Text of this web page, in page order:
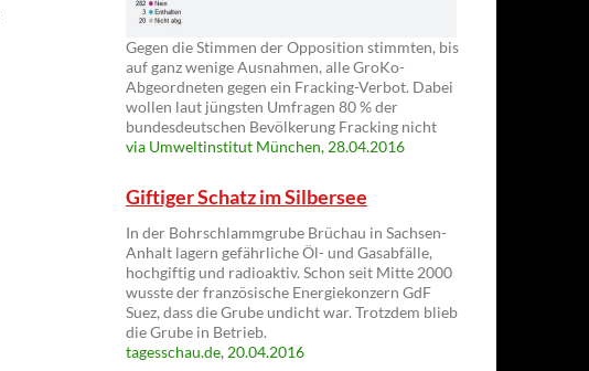
Gegen die Stimmen der Opposition stimmten, bis
auf ganz wenige Ausnahmen, alle GroKo-
Abgeordneten gegen ein Fracking-Verbot. Dabei
wollen laut jüngsten Umfragen 80 % der
bundesdeutschen Bevölkerung Fracking nicht
via Umweltinstitut München, 28.04.2016
Giftiger Schatz im Silbersee
In der Bohrschlammgrube Brüchau in Sachsen-
Anhalt lagern gefährliche Öl- und Gasabfälle,
hochgiftig und radioaktiv. Schon seit Mitte 2000
wusste der französische Energiekonzern GdF
Suez, dass die Grube undicht war. Trotzdem blieb
die Grube in Betrieb.
tagesschau.de, 20.04.2016